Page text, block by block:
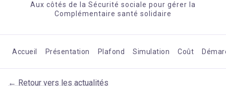
Aux côtés de la Sécurité sociale pour gérer la
Complémentaire santé solidaire
Accueil Présentation Plafond Simulation Coût
← Retour vers les actualités